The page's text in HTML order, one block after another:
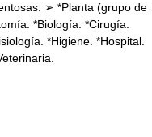
➢ *Planta (grupo de
*Biología. *Cirugía.
*Higiene. *Hospital.